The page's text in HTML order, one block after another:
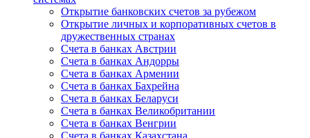
Открытие банковских счетов за рубежом
Открытие личных и корпоративных счетов в
дружественных странах
Счета в банках Австрии
Счета в банках Андорры
Счета в банках Армении
Счета в банках Бахрейна
Счета в банках Беларуси
Счета в банках Великобритании
Счета в банках Венгрии
Счета в банках Казахстана